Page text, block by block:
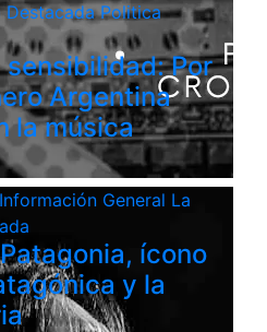
DestacadaPolitica
sensibilidad: Por
Argentina
la música
Información General La
ícono
y la